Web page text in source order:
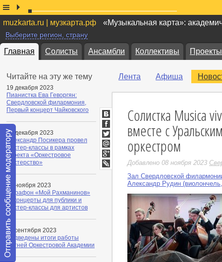
muzkarta.ru | музкарта.рф «Музыкальная карта»:
Выберите регион, страну
Главная Солисты Ансамбли Коллективы Проекты
Читайте на эту же тему
19 декабря 2023
Пианистка Ева Геворгян:
Свердловской филармония,
Первый концерт Чайковского
19 декабря 2023
Александр Посикера провел
мастер-классы в рамках
проекта «Оркестровое
мастерство»
08 ноября 2023
Марафон «Мой Рахманинов»
— концерты для публики и
мастер-классы для артистов
11 сентября 2023
Подведены итоги работы
Летней Оркестровой Академии
Лента Афиша
Солистка Musica
вместе с
оркестром
Добавлено 08 ноября 2023
Зал Свердловской
Александр Рудин
ВКонтакте
Facebook
Twitter
Мой
Мир
Google+
LiveJournal